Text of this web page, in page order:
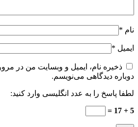
نام *
ایمیل *
ذخیره نام، ایمیل و وبسایت من در
دوباره دیدگاهی می‌نویسم.
لطفا پاسخ را به عدد انگلیسی وارد کنید:
5 + 17 =